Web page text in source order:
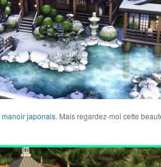
manoir japonais. Mais regardez-moi cette